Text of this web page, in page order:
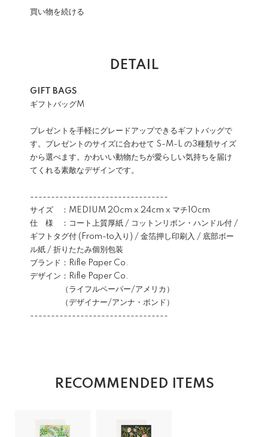
買い物を続ける
DETAIL
GIFT BAGS
ギフトバッグM
プレゼントを手軽にグレードアップできるギフトバッグで
す。プレゼントのサイズに合わせて S-M-L の3種類サイズ
から選べます。かわいい動物たちが愛らしい気持ちを届け
てくれる素敵なデザインです。
---------------------------------
サイズ ：MEDIUM 20cm x 24cm x マチ10cm
仕 様 ：コート上質厚紙 / コットンリボン・ハンドル付 /
ギフトタグ付 (From-to入り) / 金箔押し印刷入 / 底部ボー
ル紙 / 折りたたみ個別包装
ブランド：Rifle Paper Co.
デザイン：Rifle Paper Co.
（ライフルペーパー/アメリカ）
（デザイナー/アンナ・ボンド）
---------------------------------
RECOMMENDED ITEMS